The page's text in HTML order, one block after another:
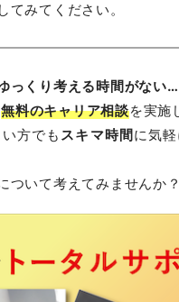
みてください。
っくり考える時間がない…
無料のキャリア相談を実施
方でも スキマ時間に気
ついて考えてみませんか？